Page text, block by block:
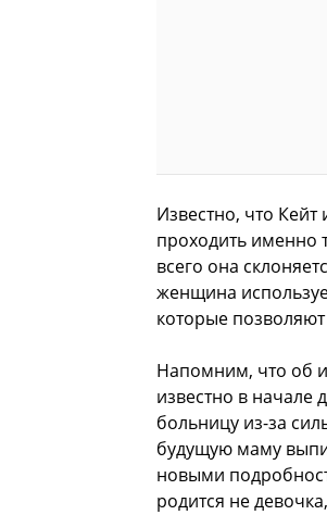
Известно, что
проходить именно
всего она
женщина
которые
Напомним, что об
известно в начале
больницу из-за
будущую маму
новыми
родится не